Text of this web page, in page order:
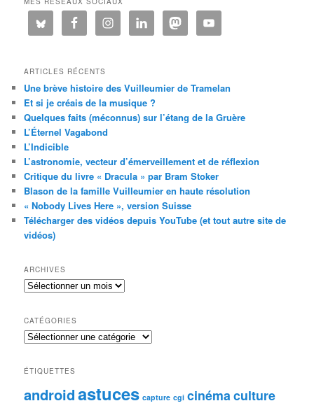
ARTICLES RÉCENTS
Une brève histoire des Vuilleumier de Tramelan
Et si je créais de la musique ?
Quelques faits (méconnus) sur l’étang de la Gruère
L’Éternel Vagabond
L’Indicible
L’astronomie, vecteur d’émerveillement et de réflexion
Critique du livre « Dracula » par Bram Stoker
Blason de la famille Vuilleumier en haute résolution
« Nobody Lives Here », version Suisse
Télécharger des vidéos depuis YouTube (et tout autre site de
vidéos)
ARCHIVES
Archives
CATÉGORIES
Catégories
ÉTIQUETTES
androidastuces capture cgi cinémaculture